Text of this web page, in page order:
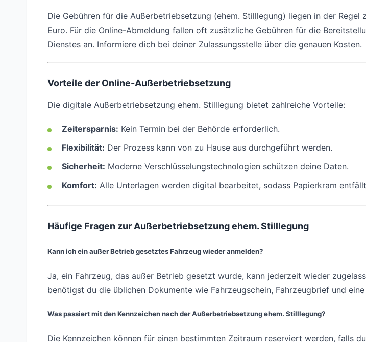
Die Gebühren für die Außerbetriebsetzung (ehem. Stilllegung) liegen in der Regel
Euro. Für die Online-Abmeldung fallen oft zusätzliche Gebühren für die
Dienstes an. Informiere dich bei deiner Zulassungsstelle über die genauen Kosten.
Vorteile der Online-Außerbetriebsetzung
Die digitale Außerbetriebsetzung ehem. Stilllegung bietet zahlreiche Vorteile:
Zeitersparnis: Kein Termin bei der Behörde erforderlich.
Flexibilität: Der Prozess kann von zu Hause aus durchgeführt werden.
Sicherheit: Moderne Verschlüsselungstechnologien schützen deine Daten.
Komfort: Alle Unterlagen werden digital bearbeitet, sodass Papierkram
Häufige Fragen zur Außerbetriebsetzung ehem. Stilllegung
Kann ich ein außer Betrieb gesetztes Fahrzeug wieder anmelden?
Ja, ein Fahrzeug, das außer Betrieb gesetzt wurde, kann jederzeit wieder
benötigst du die üblichen Dokumente wie Fahrzeugschein, Fahrzeugbrief und eine
Was passiert mit den Kennzeichen nach der Außerbetriebsetzung ehem. Stilllegung?
Die Kennzeichen können für einen bestimmten Zeitraum reserviert werden, falls